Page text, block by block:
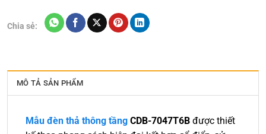
Chia sẻ:
MÔ TẢ SẢN PHẨM
Mẫu đèn thả thông tầng CDB-7047T6B được thiết